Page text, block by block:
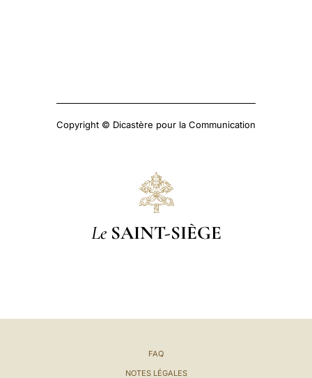
Copyright © Dicastère pour la Communication
Le SAINT-SIÈGE
FAQ
NOTES LÉGALES